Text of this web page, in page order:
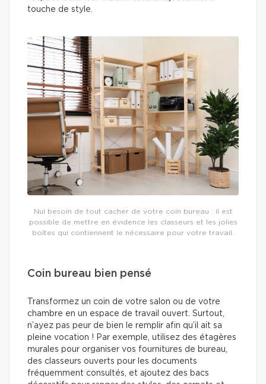
touche de style.
Nul besoin de tout cacher de votre coin bureau : il est
possible de mettre en évidence les classeurs et les jolies
boîtes qui contiennent le nécessaire pour votre travail.
Coin bureau bien pensé
Transformez un coin de votre salon ou de votre
chambre en un espace de travail ouvert. Surtout,
n’ayez pas peur de bien le remplir afin qu’il ait sa
pleine vocation ! Par exemple, utilisez des étagères
murales pour organiser vos fournitures de bureau,
des classeurs ouverts pour les documents
fréquemment consultés, et ajoutez des bacs